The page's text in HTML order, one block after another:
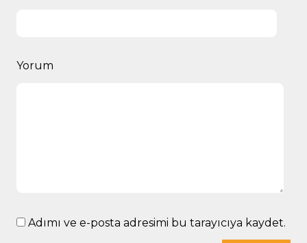
Yorum
Adımı ve e-posta adresimi bu tarayıcıya kaydet.